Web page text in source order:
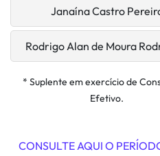
Janaína Castro
Rodrigo Alan de Moura
* Suplente em exercício de
Efetivo.
CONSULTE AQUI O